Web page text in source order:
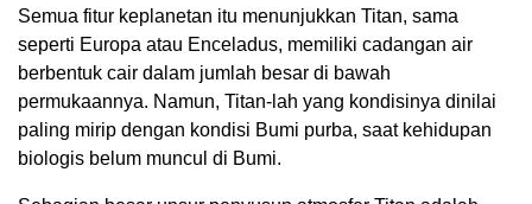
Semua fitur keplanetan itu menunjukkan Titan, sama
seperti Europa atau Enceladus, memiliki cadangan air
berbentuk cair dalam jumlah besar di bawah
permukaannya. Namun, Titan-lah yang kondisinya dinilai
paling mirip dengan kondisi Bumi purba, saat kehidupan
biologis belum muncul di Bumi.